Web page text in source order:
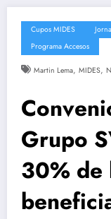
Cupos MIDES
Programa Accesos
Martin Lema, MIDES,
Grupo
30% de